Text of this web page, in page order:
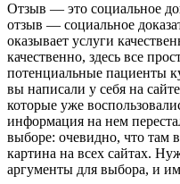
Отзыв — это социальное
отзыв — социальное
оказывает услуги
качественно, здесь все
потенциальные пациенты
вы написали у себя на
которые уже
информация на нем
выборе: очевидно, что там
картина на всех сайтах.
аргументы для выбора, и